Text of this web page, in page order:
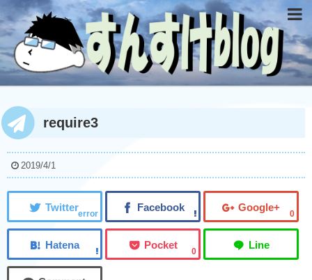
require3
2019/4/1
error 0
0